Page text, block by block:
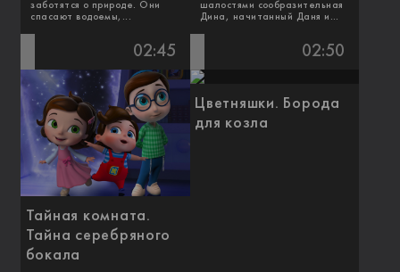
заботятся о природе. Они
спасают водоемы,...
шалостями сообразительная
Дина, начитанный Даня и...
02:45
Тайная комната.
Тайна серебряного
бокала
02:50
Цветняшки. Борода
для козла